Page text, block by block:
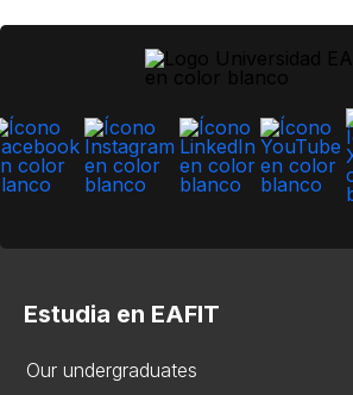
Estudia en EAFIT
Our undergraduates